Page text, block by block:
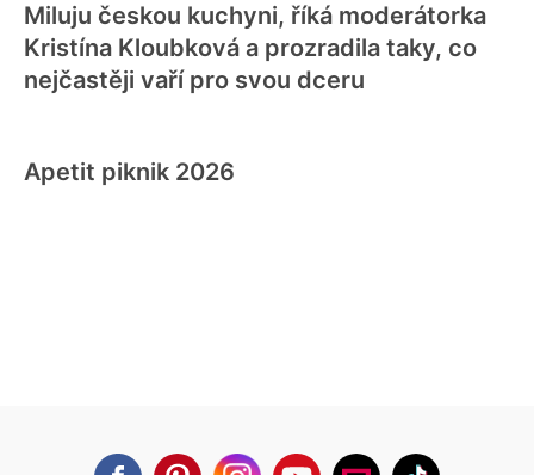
Miluju českou kuchyni, říká moderátorka
Kristína Kloubková a prozradila taky, co
nejčastěji vaří pro svou dceru
Apetit piknik 2026